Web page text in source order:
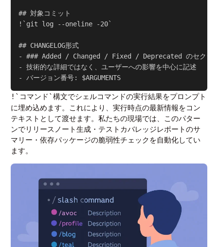
## 対象コミット
!`git log --oneline -20`
## CHANGELOG形式
- ### Added / Changed / Fixed / Deprecated のセクシ
- 技術的な詳細ではなく、ユーザーへの影響を中心に記述
!`コマンド`構文でシェルコマンドの実行結果をプロンプト
に埋め込めます。これにより、実行時点の最新情報をコン
テキストとして渡せます。私たちの現場では、このパター
ンでリリースノート生成・テストカバレッジレポートのサ
マリー・依存パッケージの脆弱性チェックを自動化してい
ます。